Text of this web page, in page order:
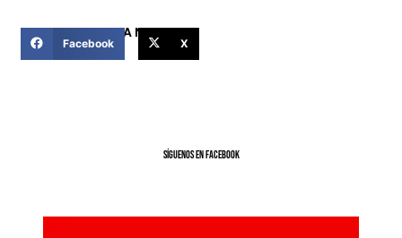
COMPARTIR ESTA NOTICIA
Facebook X
SíGUENOS EN FACEBOOK